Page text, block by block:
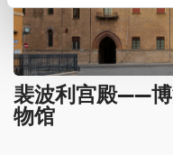
裴波利宫殿——
物馆